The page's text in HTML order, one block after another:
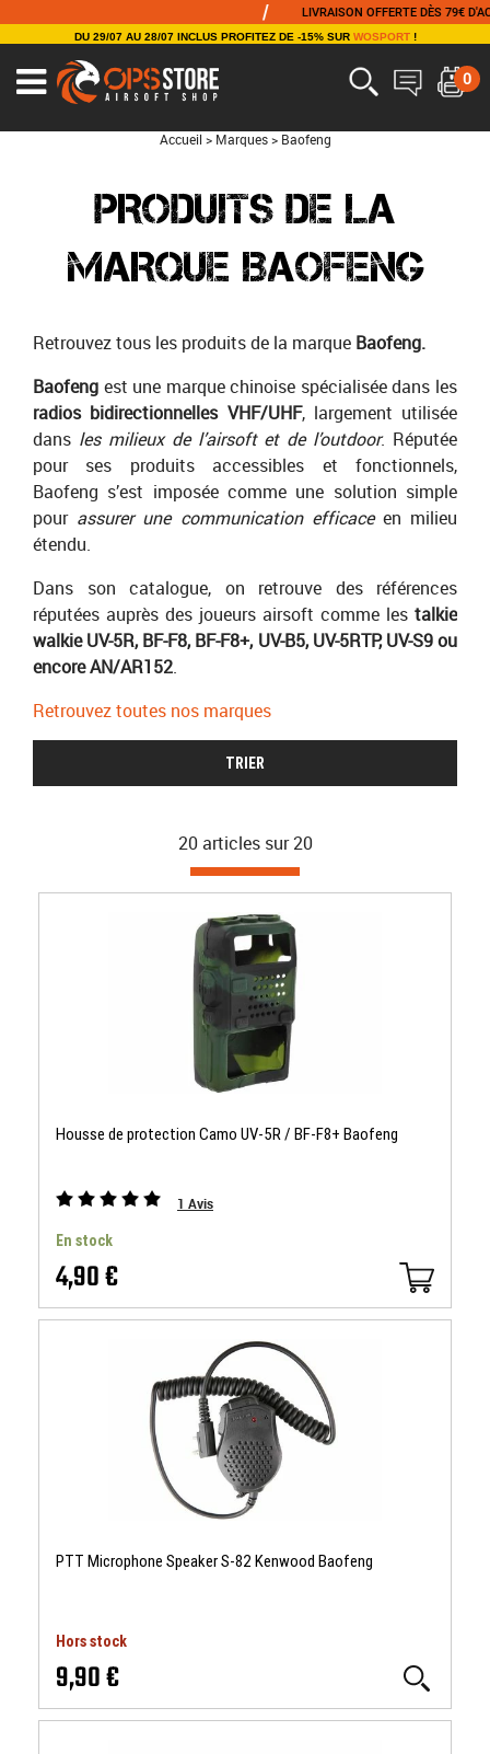
LIVRAISON OFFERTE DÈS 79€ D'ACHAT
DU 29/07 AU 28/07 INCLUS PROFITEZ DE -15% SUR WOSPORT!
0
Accueil > Marques > Baofeng
PRODUITS DE LA
MARQUE BAOFENG
Retrouvez tous les produits de la marque Baofeng.
Baofeng est une marque chinoise spécialisée dans les
radios bidirectionnelles VHF/UHF, largement utilisée
dans les milieux de l’airsoft et de l’outdoor. Réputée
pour ses produits accessibles et fonctionnels,
Baofeng s’est imposée comme une solution simple
pour assurer une communication efficaceen milieu
étendu.
Dans son catalogue, on retrouve des références
réputées auprès des joueurs airsoft comme les talkie
walkie UV-5R, BF-F8, BF-F8+, UV-B5, UV-5RTP, UV-S9 ou
encore AN/AR152.
Retrouvez toutes nos marques
TRIER
20 articles sur 20
Housse de protection Camo UV-5R / BF-F8+ Baofeng
1 Avis
En stock
4,90 €
PTT Microphone Speaker S-82 Kenwood Baofeng
Hors stock
9,90 €